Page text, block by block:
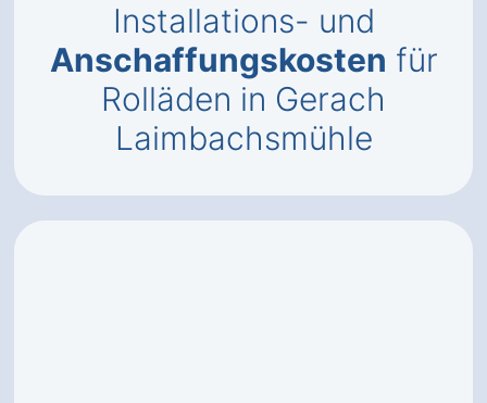
Installations- und
Anschaffungskosten für
Rolläden in Gerach
Laimbachsmühle